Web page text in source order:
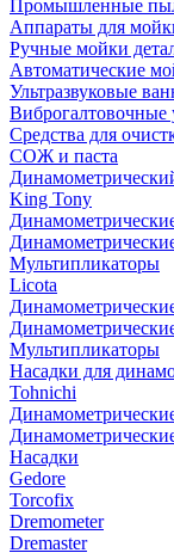
Промышленные
Аппараты для
Ручные мойки
Автоматические
Ультразвуковые
Виброгалтовочные
Средства для
СОЖ и паста
King Tony
Мультипликаторы
Licota
Мультипликаторы
Насадки для
Tohnichi
Насадки
Gedore
Torcofix
Dremometer
Dremaster